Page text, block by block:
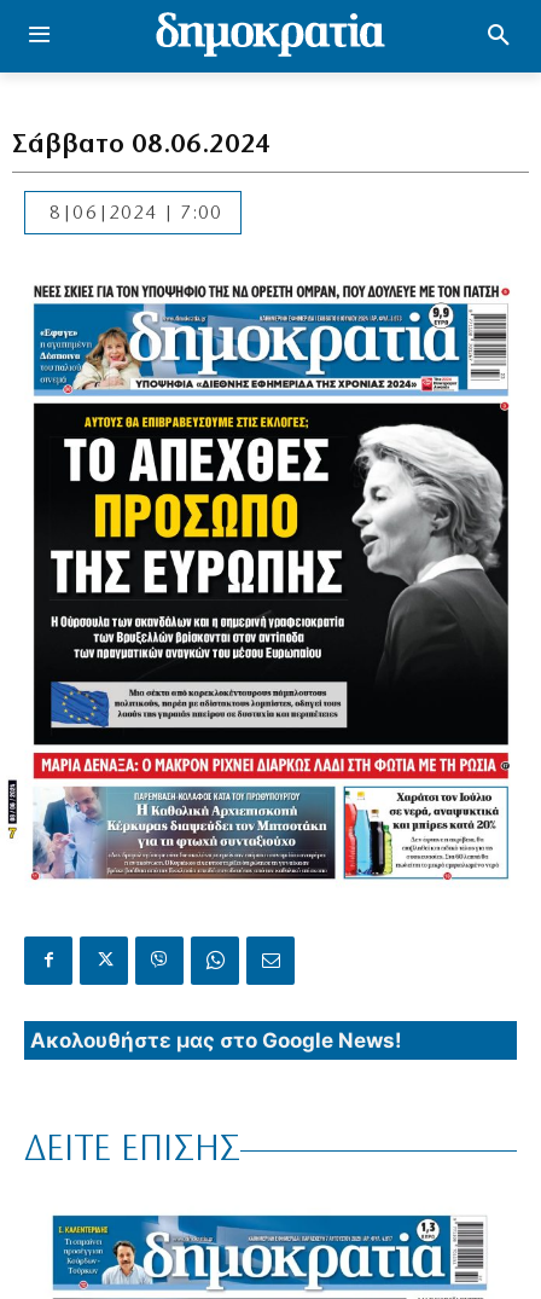
Σάββατο 08.06.2024
8|06|2024 | 7:00
Ακολουθήστε μας στο Google News!
ΔΕΙΤΕ ΕΠΙΣΗΣ